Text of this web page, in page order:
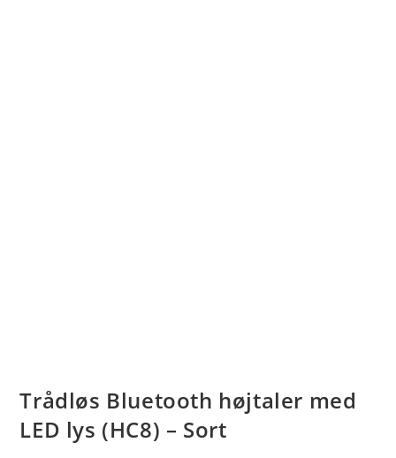
Trådløs Bluetooth højtaler med
LED lys (HC8) – Sort